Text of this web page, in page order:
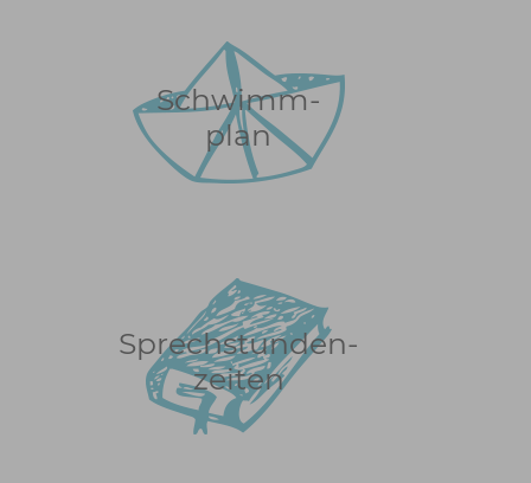
Schwimm-
plan
Sprechstunden-
zeiten